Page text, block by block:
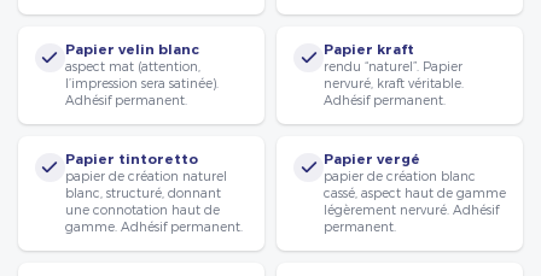
Papier velin blanc
aspect mat (attention,
l’impression sera satinée).
Adhésif permanent.
Papier kraft
rendu “naturel”. Papier
nervuré, kraft véritable.
Adhésif permanent.
Papier tintoretto
papier de création naturel
blanc, structuré, donnant
une connotation haut de
gamme. Adhésif permanent.
Papier vergé
papier de création blanc
cassé, aspect haut de gamme
légèrement nervuré. Adhésif
permanent.